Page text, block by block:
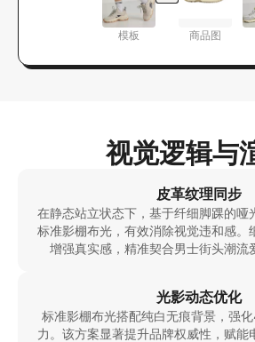
模板 商品图
视觉逻辑与
皮革纹理同步
在静态站立状态下，基于纤细脚踝的哑
标准影棚布光，有效消除视觉违和感。
增强真实感，精准契合男士街头潮流
光影动态优化
标准影棚布光搭配纯白无痕背景，强
力。该方案显著提升品牌权威性，赋能